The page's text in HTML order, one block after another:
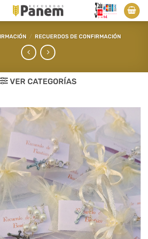
/ RECUERDOS DE CONFIRMACIÓN
VER CATEGORÍAS